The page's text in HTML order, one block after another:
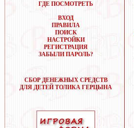
ГДЕ ПОСМОТРЕТЬ
ВХОД
ПРАВИЛА
ПОИСК
НАСТРОЙКИ
РЕГИСТРАЦИЯ
ЗАБЫЛИ ПАРОЛЬ?
СБОР ДЕНЕЖНЫХ СРЕДСТВ
ДЛЯ ДЕТЕЙ ТОЛИКА ГЕРЦЫНА